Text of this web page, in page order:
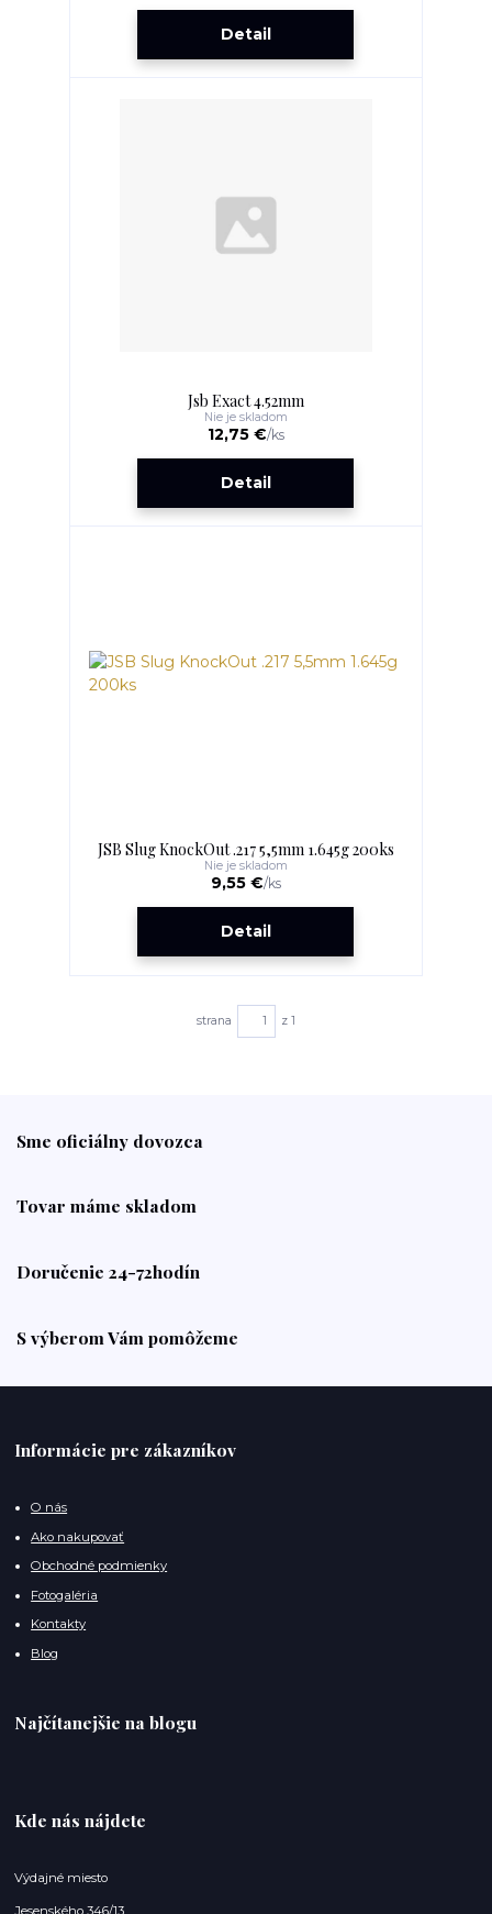
Detail
Jsb Exact 4.52mm
12,75 €/ks
Nie je skladom
Detail
JSB Slug KnockOut .217 5,5mm 1.645g 200ks
9,55 €/ks
Nie je skladom
Detail
strana z 1
Sme oficiálny dovozca
Tovar máme skladom
Doručenie 24-72hodín
S výberom Vám pomôžeme
Informácie pre zákazníkov
O nás
Ako nakupovať
Obchodné podmienky
Fotogaléria
Kontakty
Blog
Najčítanejšie na blogu
Kde nás nájdete
Výdajné miesto
Jesenského 346/13